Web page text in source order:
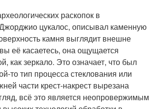
раскопок в
цукалос, описывал каменную
камня выглядит внешне
её касаетесь, она ощущается
как зеркало. Это означает, что был
то тип процесса стеклования или
части крест-накрест вырезана
всё это является неопровержимым